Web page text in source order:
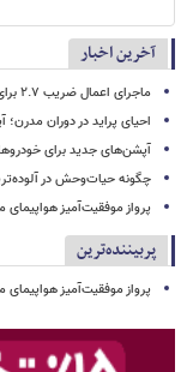
آخرین اخبار
ماجرای اعمال ضریب ۲.۷ برای اینترنت بین‌الملل چیست؟
احیای پراید در دوران مدرن؛
آپشن‌های جدید برای خودروهای ۲۰ ساله! / طرح جدید تویوتا
چگونه حیات‌وحش در
پرواز موفقیت‌آمیز
پربیننده‌ترین
پرواز موفقیت‌آمیز